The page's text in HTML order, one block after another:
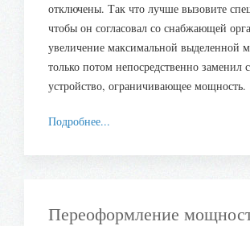
отключены. Так что лучше вызовите
чтобы он согласовал со снабжающей
увеличение максимальной выделенной
только потом непосредственно заменил
устройство, ограничивающее мощность.
Подробнее...
Переоформление